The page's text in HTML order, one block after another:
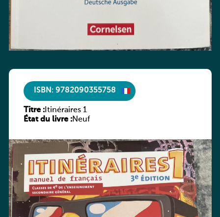
ISBN: 9782090355758
Titre :Itinéraires 1
État du livre :Neuf